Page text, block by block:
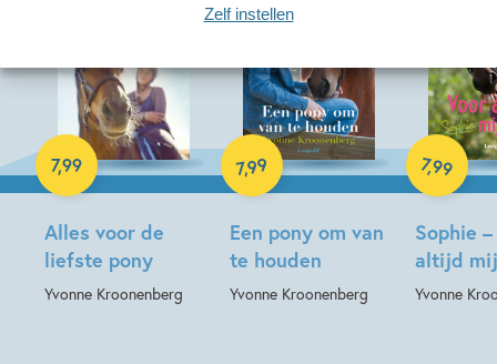
Zelf instellen
Alles voor de
liefste pony
Yvonne Kroonenberg
7,99
E-book
Een pony om van
te houden
Yvonne Kroonenberg
7,99
E-book
Sophie
altijd
Yvonne
7,99
E-book